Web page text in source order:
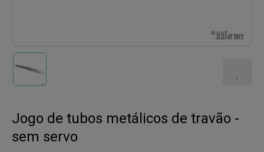
Jogo de tubos metálicos de travão -
sem servo